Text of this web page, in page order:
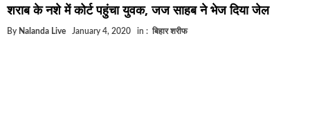
शराब के नशे में कोर्ट पहुंचा युवक, जज साहब ने भेज दिया जेल
By Nalanda Live January 4, 2020 in : बिहार शरीफ